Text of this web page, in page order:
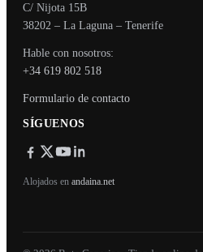
C/ Nijota 15B
38202 – La Laguna – Tenerife
Hable con nosotros:
+34 619 802 518
Formulario de contacto
SÍGUENOS
Alojados en andaina.net